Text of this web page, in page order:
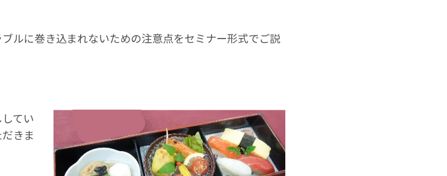
ルに巻き込まれないための注意点をセミナー形式でご説
てい
きま